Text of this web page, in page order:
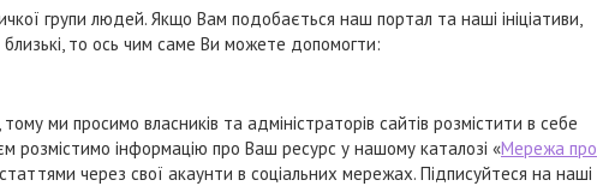
групи людей. Якщо Вам подобається наш портал та наші ініціативи,
то ось чим саме Ви можете допомогти:
ми просимо власників та адміністраторів сайтів розмістити в себе
розмістимо інформацію про Ваш ресурс у нашому каталозі «Мережа про
через свої акаунти в соціальних мережах. Підписуйтеся на наші